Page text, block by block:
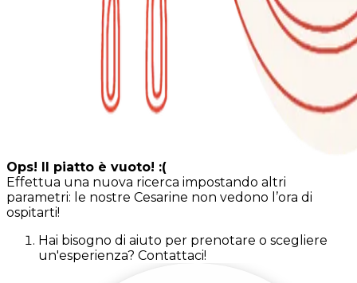
Ops! Il piatto è vuoto! :(
Effettua una nuova ricerca impostando altri
parametri: le nostre Cesarine non vedono l’ora di
ospitarti!
Hai bisogno di aiuto per prenotare o scegliere
un'esperienza? Contattaci!